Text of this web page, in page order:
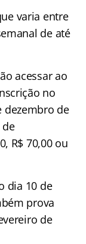
varia entre
de até
acessar ao
no
dezembro de
R$ 70,00 ou
dia 10 de
prova
de